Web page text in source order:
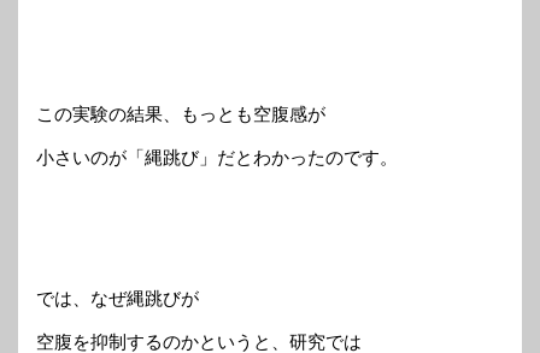
この実験の結果、もっとも空腹感が
小さいのが「縄跳び」だとわかったのです。
では、なぜ縄跳びが
空腹を抑制するのかというと、研究では